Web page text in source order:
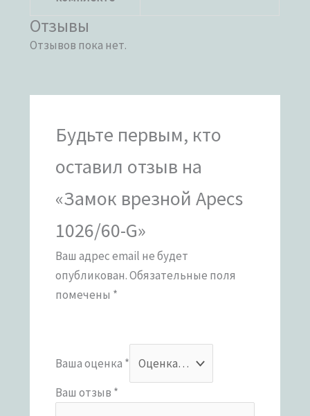
Отзывы
Отзывов пока нет.
Будьте первым, кто
оставил отзыв на
«Замок врезной Apecs
1026/60-G»
Ваш адрес email не будет
опубликован.Обязательные поля
помечены *
Ваша оценка *
Ваш отзыв *